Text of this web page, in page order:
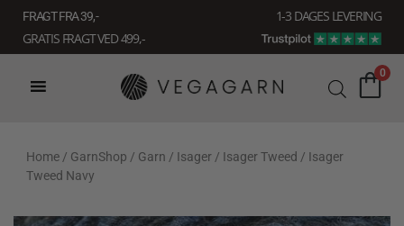
indholdet
FRAGT FRA 39, -
1-3 DAGES LEVERING
GRATIS FRAGT VED 499,-
0
Home / GarnShop / Garn / Isager / Isager Tweed / Isager
Tweed Navy